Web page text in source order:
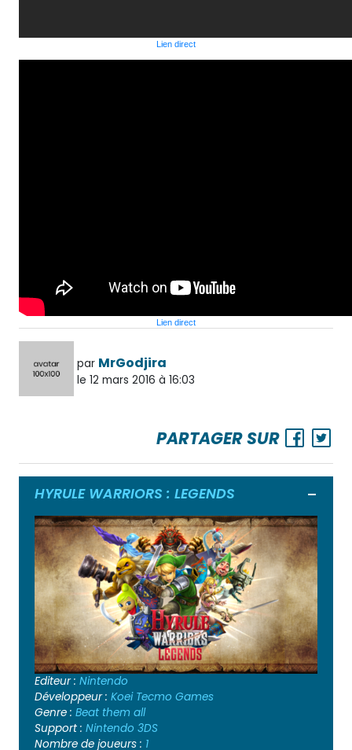
Lien direct
Lien direct
par MrGodjira
le 12 mars 2016 à 16:03
PARTAGER SUR
HYRULE WARRIORS : LEGENDS
Editeur : Nintendo
Développeur : Koei Tecmo Games
Genre : Beat them all
Support : Nintendo 3DS
Nombre de joueurs : 1